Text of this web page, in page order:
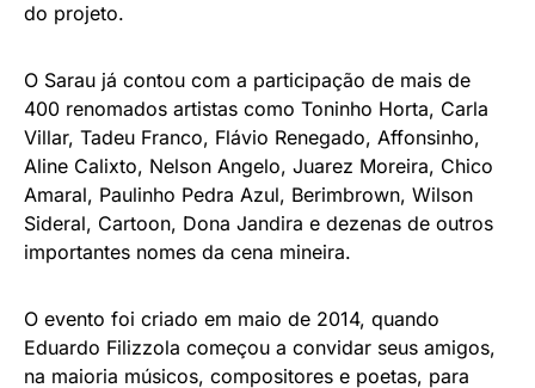
do projeto.
O Sarau já contou com a participação de mais de
400 renomados artistas como Toninho Horta, Carla
Villar, Tadeu Franco, Flávio Renegado, Affonsinho,
Aline Calixto, Nelson Angelo, Juarez Moreira, Chico
Amaral, Paulinho Pedra Azul, Berimbrown, Wilson
Sideral, Cartoon, Dona Jandira e dezenas de outros
importantes nomes da cena mineira.
O evento foi criado em maio de 2014, quando
Eduardo Filizzola começou a convidar seus amigos,
na maioria músicos, compositores e poetas, para